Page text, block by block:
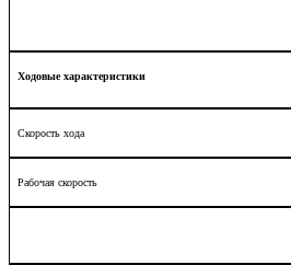
Ходовые характеристики
Скорость хода
Рабочая скорость